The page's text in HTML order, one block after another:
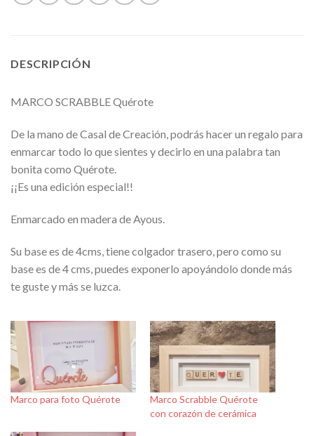
DESCRIPCIÓN
MARCO SCRABBLE Quérote
De la mano de Casal de Creación, podrás hacer un regalo para
enmarcar todo lo que sientes y decirlo en una palabra tan
bonita como Quérote.
¡¡Es una edición especial!!
Enmarcado en madera de Ayous.
Su base es de 4cms, tiene colgador trasero, pero como su
base es de 4 cms, puedes exponerlo apoyándolo donde más
te guste y más se luzca.
Marco para foto Quérote
Marco Scrabble Quérote
con corazón de cerámica